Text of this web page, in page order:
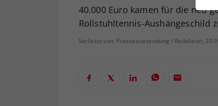
40.000 Euro kamen für die neu
Rollstuhltennis-Aushängeschild
Verfasst von: Presseaussendung / Redaktion,